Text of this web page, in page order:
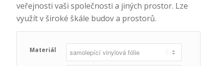
veřejnosti vaši společnosti a jiných prostor. Lze
využít v široké škále budov a prostorů.
Materiál